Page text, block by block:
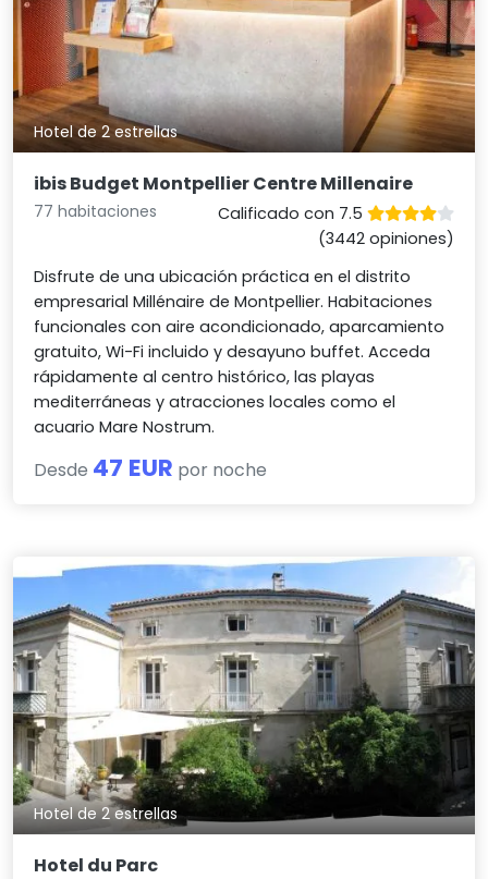
Hotel de 2 estrellas
ibis Budget Montpellier Centre Millenaire
77 habitaciones
Calificado con 7.5
(3442 opiniones)
Disfrute de una ubicación práctica en el distrito
empresarial Millénaire de Montpellier. Habitaciones
funcionales con aire acondicionado, aparcamiento
gratuito, Wi-Fi incluido y desayuno buffet. Acceda
rápidamente al centro histórico, las playas
mediterráneas y atracciones locales como el
acuario Mare Nostrum.
Desde 47 EUR por noche
Hotel de 2 estrellas
Hotel du Parc